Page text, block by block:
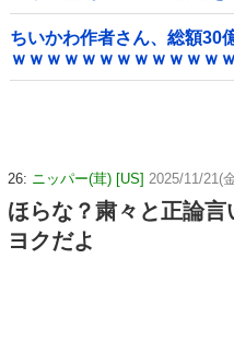
特徴よな
ちいかわ作者さん、総額30
ｗｗｗｗｗｗｗｗｗｗｗｗ
26: ニッパー(茸) [US] 2025/11/21(
ほらな？粛々と正論
ヨクだよ